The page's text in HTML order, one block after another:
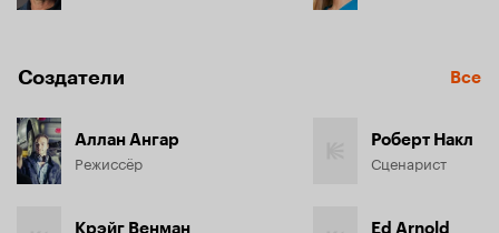
Создатели Все
Аллан Ангар
Режиссёр
Крэйг Венман
Роберт Накл
Сценарист
Ed Arnold